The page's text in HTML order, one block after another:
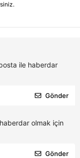
ile haberdar
Gönder
olmak için
Gönder